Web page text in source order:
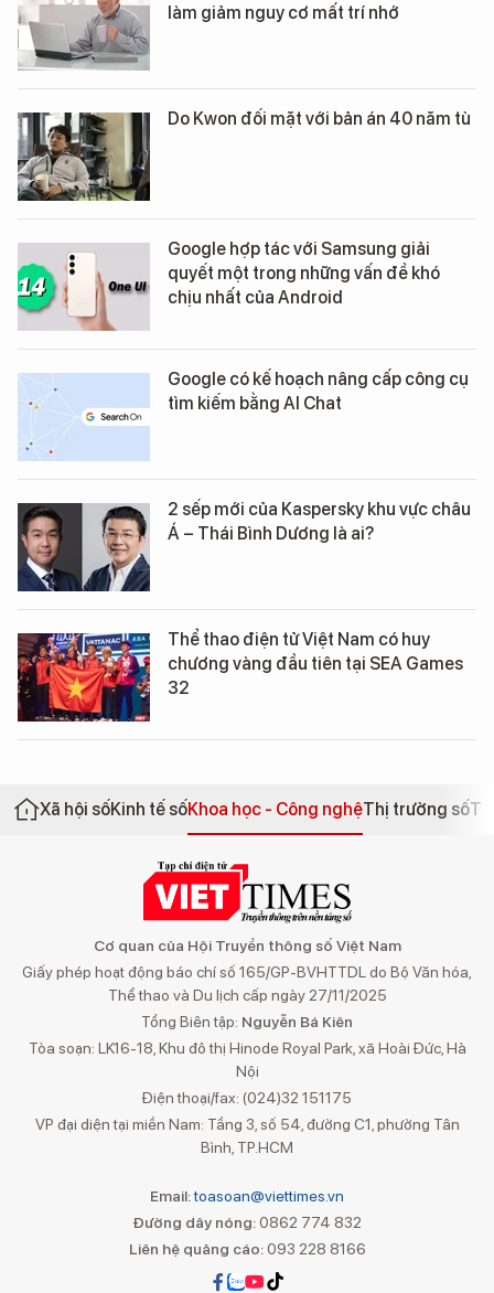
làm giảm nguy cơ mất trí nhớ
Do Kwon đối mặt với bản án 40 năm tù
Google hợp tác với Samsung giải
quyết một trong những vấn đề khó
chịu nhất của Android
Google có kế hoạch nâng cấp công cụ
tìm kiếm bằng AI Chat
2 sếp mới của Kaspersky khu vực châu
Á – Thái Bình Dương là ai?
Thể thao điện tử Việt Nam có huy
chương vàng đầu tiên tại SEA Games
32
Xã hội sốKinh tế sốKhoa học - Công nghệThị trường số
Cơ quan của Hội Truyền thông số Việt Nam
Giấy phép hoạt động báo chí số 165/GP-BVHTTDL do Bộ Văn hóa,
Thể thao và Du lịch cấp ngày 27/11/2025
Tổng Biên tập: Nguyễn Bá Kiên
Tòa soạn: LK16-18, Khu đô thị Hinode Royal Park, xã Hoài Đức, Hà
Nội
Điện thoại/fax: (024)32 151175
VP đại diện tại miền Nam: Tầng 3, số 54, đường C1, phường Tân
Bình, TP.HCM
Email:toasoan@viettimes.vn
Đường dây nóng: 0862 774 832
Liên hệ quảng cáo:093 228 8166